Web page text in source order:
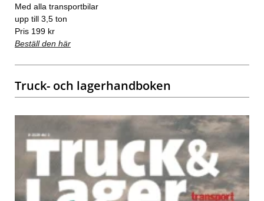
Med alla transportbilar
upp till 3,5 ton
Pris 199 kr
Beställ den här
Truck- och lagerhandboken